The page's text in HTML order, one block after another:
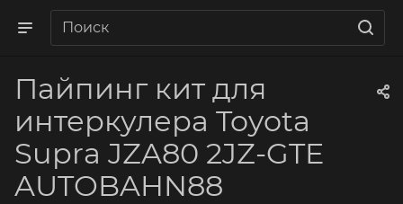
Пайпинг кит для
интеркулера Toyota
Supra JZA80 2JZ-GTE
AUTOBAHN88